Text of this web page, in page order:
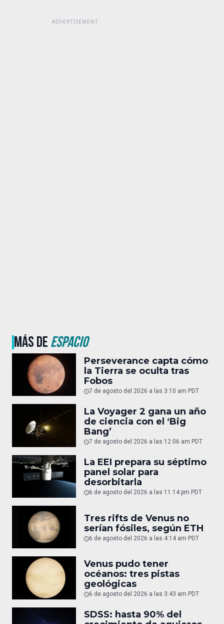
MÁS DEESPACIO
Perseverance capta cómo
la Tierra se oculta tras
Fobos
7 de agosto del 2026 a las 3:10 am PDT
La Voyager 2 gana un año
de ciencia con el ‘Big
Bang’
7 de agosto del 2026 a las 12:06 am PDT
La EEI prepara su séptimo
panel solar para
desorbitarla
6 de agosto del 2026 a las 11:14 pm PDT
Tres rifts de Venus no
serían fósiles, según ETH
6 de agosto del 2026 a las 4:14 am PDT
Venus pudo tener
océanos: tres pistas
geológicas
6 de agosto del 2026 a las 3:43 am PDT
SDSS: hasta 90% del